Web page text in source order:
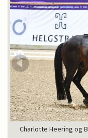
Charlotte Heering og